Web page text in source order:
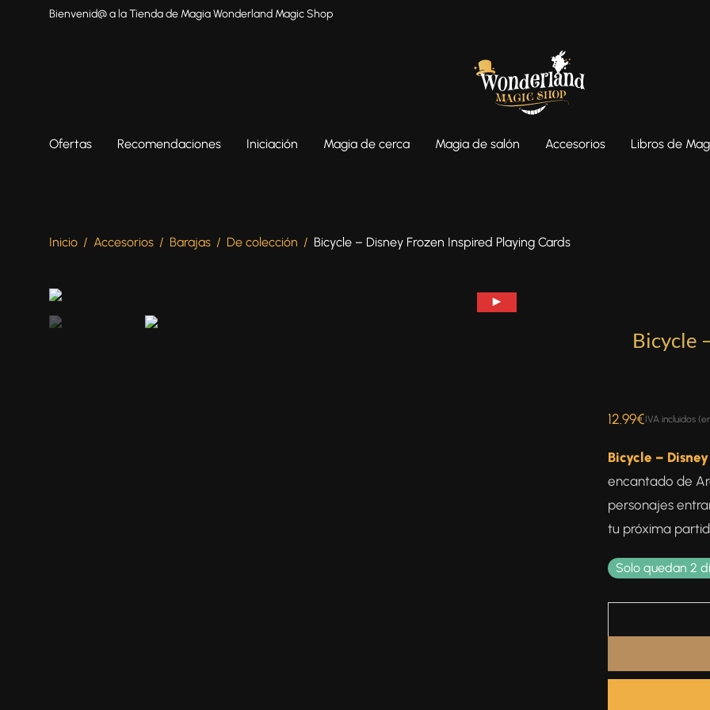
Bienvenid@ a la Tienda de Magia Wonderland Magic Shop
Ofertas Recomendaciones Iniciación Magia de cerca Magia de salón Accesorios Libros de
Inicio / Accesorios / Barajas / De colección / Bicycle – Disney Frozen Inspired Playing Cards
Bicycle
12.99€IVA incluidos
Bicycle –
encantado de
personajes
tu próxima
Solo quedan 2